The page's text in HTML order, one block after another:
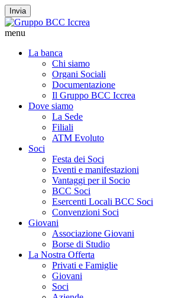
Invia
menu
La banca
Chi siamo
Organi Sociali
Documentazione
Il Gruppo BCC Iccrea
Dove siamo
La Sede
Filiali
ATM Evoluto
Soci
Festa dei Soci
Eventi e manifestazioni
Vantaggi per il Socio
BCC Soci
Esercenti Locali BCC Soci
Convenzioni Soci
Giovani
Associazione Giovani
Borse di Studio
La Nostra Offerta
Privati e Famiglie
Giovani
Soci